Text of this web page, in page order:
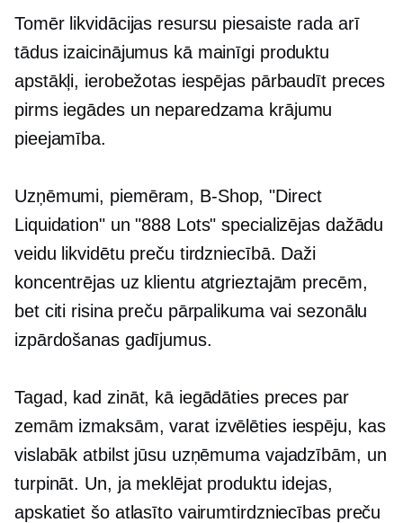
Tomēr likvidācijas resursu piesaiste rada arī
tādus izaicinājumus kā mainīgi produktu
apstākļi, ierobežotas iespējas pārbaudīt preces
pirms iegādes un neparedzama krājumu
pieejamība.
Uzņēmumi, piemēram, B-Shop, "Direct
Liquidation" un "888 Lots" specializējas dažādu
veidu likvidētu preču tirdzniecībā. Daži
koncentrējas uz klientu atgrieztajām precēm,
bet citi risina preču pārpalikuma vai sezonālu
izpārdošanas gadījumus.
Tagad, kad zināt, kā iegādāties preces par
zemām izmaksām, varat izvēlēties iespēju, kas
vislabāk atbilst jūsu uzņēmuma vajadzībām, un
turpināt. Un, ja meklējat produktu idejas,
apskatiet šo atlasīto vairumtirdzniecības preču